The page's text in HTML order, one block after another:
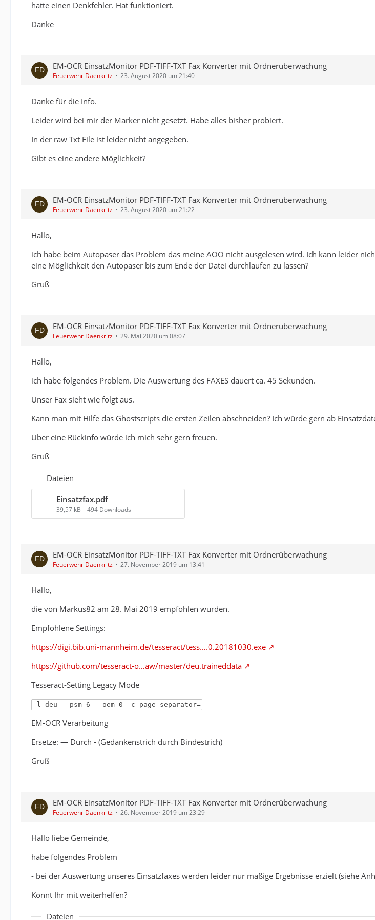
hatte einen Denkfehler. Hat funktioniert.
Danke
EM-OCR EinsatzMonitor PDF-TIFF-TXT Fax Konverter mit Ordnerüberwachung
Feuerwehr Daenkritz 23. August 2020 um 21:40
Danke für die Info.
Leider wird bei mir der Marker nicht gesetzt. Habe alles bisher probiert.
In der raw Txt File ist leider nicht angegeben.
Gibt es eine andere Möglichkeit?
EM-OCR EinsatzMonitor PDF-TIFF-TXT Fax Konverter mit Ordnerüberwachung
Feuerwehr Daenkritz 23. August 2020 um 21:22
Hallo,
ich habe beim Autopaser das Problem das meine AOO nicht ausgelesen wird. Ich kann leider
eine Möglichkeit den Autopaser bis zum Ende der Datei durchlaufen zu lassen?
Gruß
EM-OCR EinsatzMonitor PDF-TIFF-TXT Fax Konverter mit Ordnerüberwachung
Feuerwehr Daenkritz 29. Mai 2020 um 08:07
Hallo,
ich habe folgendes Problem. Die Auswertung des FAXES dauert ca. 45 Sekunden.
Unser Fax sieht wie folgt aus.
Kann man mit Hilfe das Ghostscripts die ersten Zeilen abschneiden? Ich würde gern ab
Über eine Rückinfo würde ich mich sehr gern freuen.
Gruß
Dateien
Einsatzfax.pdf
39,57 kB – 494 Downloads
EM-OCR EinsatzMonitor PDF-TIFF-TXT Fax Konverter mit Ordnerüberwachung
Feuerwehr Daenkritz 27. November 2019 um 13:41
Hallo,
die von Markus82 am 28. Mai 2019 empfohlen wurden.
Empfohlene Settings:
https://digi.bib.uni-mannheim.de/tesseract/tess….0.20181030.exe
https://github.com/tesseract-o…aw/master/deu.traineddata
Tesseract-Setting Legacy Mode
-l deu --psm 6 --oem 0 -c page_separator=
EM-OCR Verarbeitung
Ersetze: — Durch - (Gedankenstrich durch Bindestrich)
Gruß
EM-OCR EinsatzMonitor PDF-TIFF-TXT Fax Konverter mit Ordnerüberwachung
Feuerwehr Daenkritz 26. November 2019 um 23:29
Hallo liebe Gemeinde,
habe folgendes Problem
- bei der Auswertung unseres Einsatzfaxes werden leider nur mäßige Ergebnisse erzielt (siehe
Könnt Ihr mit weiterhelfen?
Dateien